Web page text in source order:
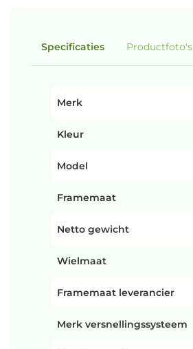
Specificaties Productfoto's
Merk
Kleur
Model
Framemaat
Netto gewicht
Wielmaat
Framemaat leverancier
Merk versnellingssysteem